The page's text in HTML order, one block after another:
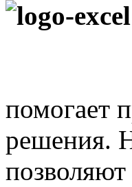
помогает
решения.